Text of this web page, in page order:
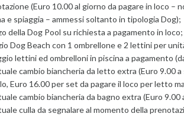
(Euro 10.00 al giorno da pagare in loco –
e spiaggia – ammessi soltanto in tipologia Dog);
della Dog Pool su richiesta a pagamento in loco;
Dog Beach con 1 ombrellone e 2 lettini per
lettini ed ombrelloni in piscina a pagamento
cambio biancheria da letto extra (Euro 9.00
Euro 16.00 per set da pagare il loco per letto
cambio biancheria da bagno extra (Euro 9.00
culla da segnalare al momento della